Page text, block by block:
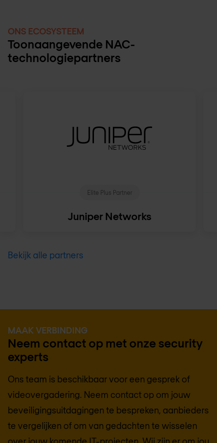
ONS ECOSYSTEEM
Toonaangevende NAC-
technologiepartners
Elite Plus Partner
Juniper Networks
Bekijk alle partners
MAAK VERBINDING
Neem contact op met onze security
experts
Ons team is beschikbaar voor een gesprek of
videovergadering. Neem contact op om jouw
beveiligingsuitdagingen te bespreken, aanbieders
te vergelijken of om van gedachten te wisselen